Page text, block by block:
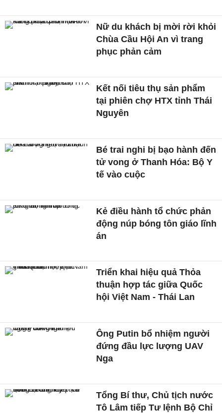
Nữ du khách bị mời rời khỏi
Chùa Cầu Hội An vì trang
phục phản cảm
Kết nối tiêu thụ sản phẩm
tại phiên chợ HTX tỉnh Thái
Nguyên
Bé trai nghi bị bạo hành đến
tử vong ở Thanh Hóa: Bộ Y
tế vào cuộc
Kẻ điều hành tổ chức phản
động núp bóng tôn giáo lĩnh
án
Triển khai hiệu quả Thỏa
thuận hợp tác giữa Quốc
hội Việt Nam - Thái Lan
Ông Putin bổ nhiệm người
đứng đầu lực lượng UAV
Nga
Tổng Bí thư, Chủ tịch nước
Tô Lâm tiếp Tư lệnh Bộ Chỉ